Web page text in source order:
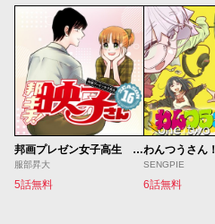
邦画プレゼン女子高生 邦キチ！ 映子さん
服部昇大
5話無料
わんつうさん！
SENGPIE
6話無料